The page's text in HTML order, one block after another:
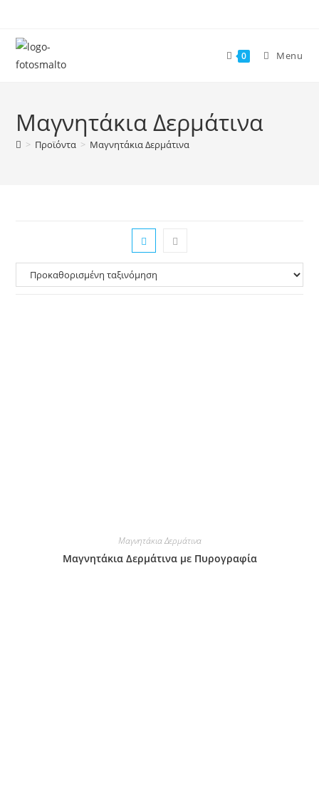
content
0 Menu
Μαγνητάκια Δερμάτινα
> Προϊόντα > Μαγνητάκια Δερμάτινα
Μαγνητάκια Δερμάτινα
Μαγνητάκια Δερμάτινα με Πυρογραφία